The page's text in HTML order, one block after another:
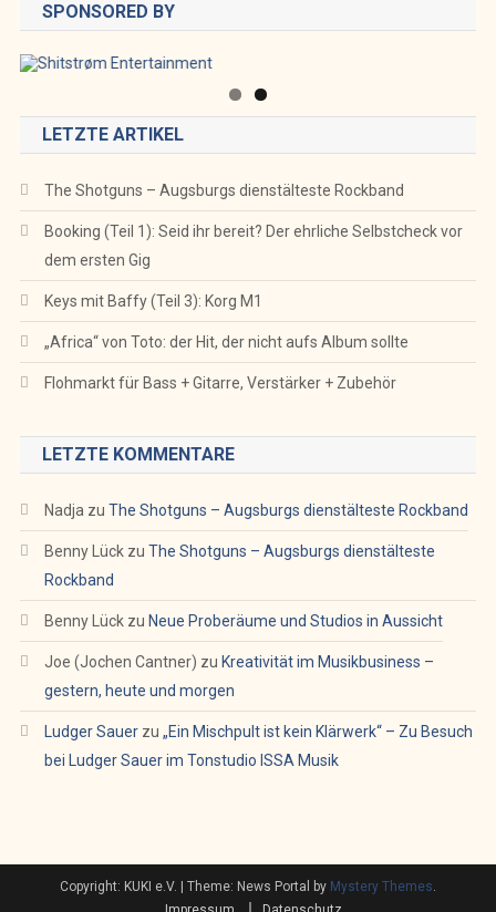
SPONSORED BY
LETZTE ARTIKEL
The Shotguns – Augsburgs dienstälteste Rockband
Booking (Teil 1): Seid ihr bereit? Der ehrliche Selbstcheck vor
dem ersten Gig
Keys mit Baffy (Teil 3): Korg M1
„Africa“ von Toto: der Hit, der nicht aufs Album sollte
Flohmarkt für Bass + Gitarre, Verstärker + Zubehör
LETZTE KOMMENTARE
Nadjazu The Shotguns – Augsburgs dienstälteste Rockband
Benny Lückzu The Shotguns – Augsburgs dienstälteste
Rockband
Benny Lückzu Neue Proberäume und Studios in Aussicht
Joe (Jochen Cantner) zu Kreativität im Musikbusiness –
gestern, heute und morgen
Ludger Sauerzu „Ein Mischpult ist kein Klärwerk“ – Zu Besuch
bei Ludger Sauer im Tonstudio ISSA Musik
Copyright: KUKI e.V. Theme: News Portal by Mystery Themes.